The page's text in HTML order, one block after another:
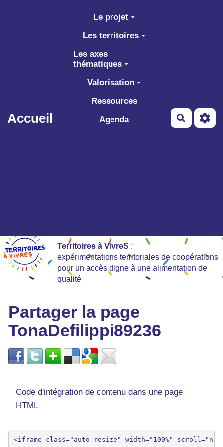
Aller au contenu principal
Accueil
Le projet
Les territoires
Les axes
thématiques
Valorisation
Ressources
Agenda
Territoires à VivreS :
expérimentations territoriales de coopérations
pour un accès digne à une alimentation de
qualité
Partager la page
TonaDefilippi89236
Code d'intégration de contenu dans une page
HTML